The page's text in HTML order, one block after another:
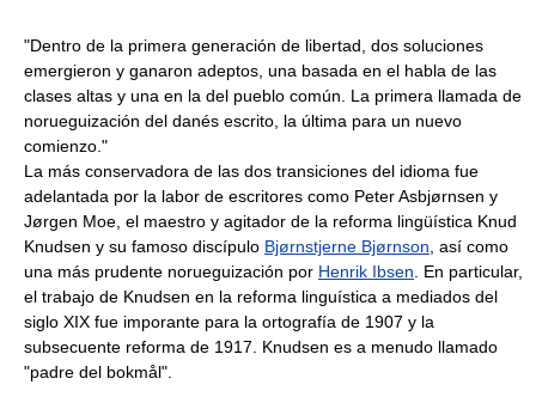
"Dentro de la primera generación de libertad, dos soluciones
emergieron y ganaron adeptos, una basada en el habla de las
clases altas y una en la del pueblo común. La primera llamada de
norueguización del danés escrito, la última para un nuevo
comienzo."
La más conservadora de las dos transiciones del idioma fue
adelantada por la labor de escritores como Peter Asbjørnsen y
Jørgen Moe, el maestro y agitador de la reforma lingüística Knud
Knudsen y su famoso discípulo Bjørnstjerne Bjørnson , así como
una más prudente norueguización por Henrik Ibsen . En particular,
el trabajo de Knudsen en la reforma linguística a mediados del
siglo XIX fue imporante para la ortografía de 1907 y la
subsecuente reforma de 1917. Knudsen es a menudo llamado
"padre del bokmål".